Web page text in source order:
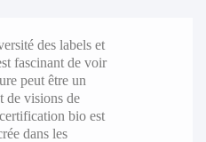
des labels et
fascinant de voir
peut être un
de visions de
bio est
dans les